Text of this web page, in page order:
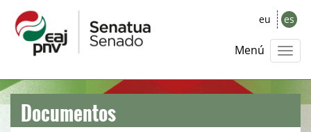
eu es
Menú
Documentos